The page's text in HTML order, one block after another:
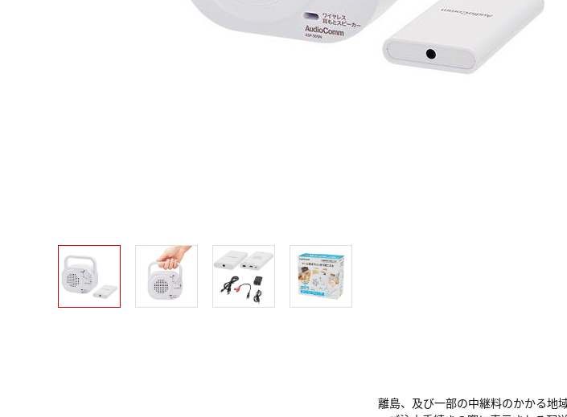
離島、及び一部の中継料のかかる地